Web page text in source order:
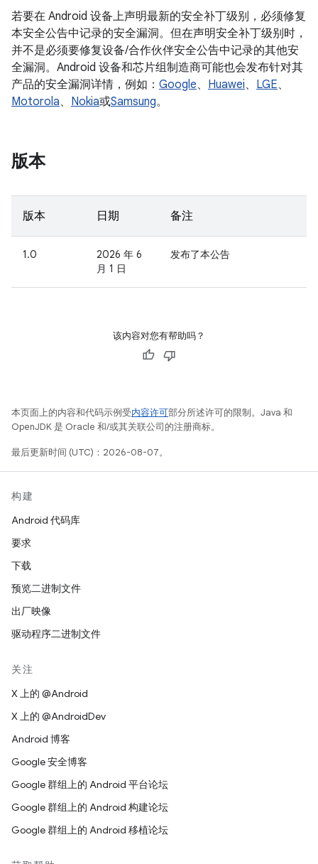
若要在 Android 设备上声明最新的安全补丁级别，必须修复
本安全公告中记录的安全漏洞。但在声明安全补丁级别时，
并不是必须要修复设备/合作伙伴安全公告中记录的其他安
全漏洞。Android 设备和芯片组制造商可能也会发布针对其
产品的安全漏洞详情，例如： Google、 Huawei、 LGE、
Motorola、 Nokia或Samsung。
版本
版本 日期 备注
1.0
2026 年 6
月 1 日
发布了本公告
该内容对您有帮助吗？
本页面上的内容和代码示例受内容许可部分所述许可的限制。Java 和
OpenJDK 是 Oracle 和/或其关联公司的注册商标。
最后更新时间 (UTC)：2026-08-07。
构建
Android 代码库
要求
下载
预览二进制文件
出厂映像
驱动程序二进制文件
关注
X 上的 @Android
X 上的 @AndroidDev
Android 博客
Google 安全博客
Google 群组上的 Android 平台论坛
Google 群组上的 Android 构建论坛
Google 群组上的 Android 移植论坛